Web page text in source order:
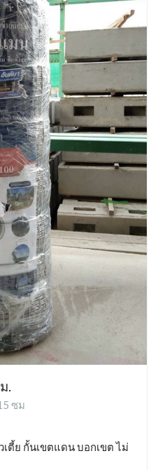
.
ซม
ตี้ย กั้นเขตแดน บอกเขต ไม่